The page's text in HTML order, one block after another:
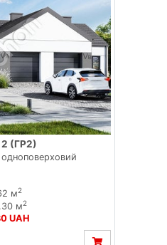
2 (ГР2)
м2
м2
UAH